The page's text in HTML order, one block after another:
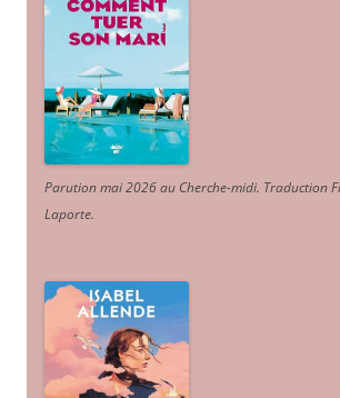
Parution mai 2026 au Cherche-midi. Traduction
Laporte.